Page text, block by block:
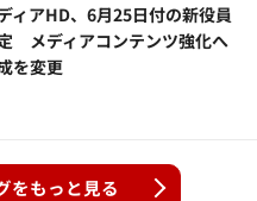
ィアHD、6月25日付の新役員
メディアコンテンツ強化へ
を変更
をもっと見る